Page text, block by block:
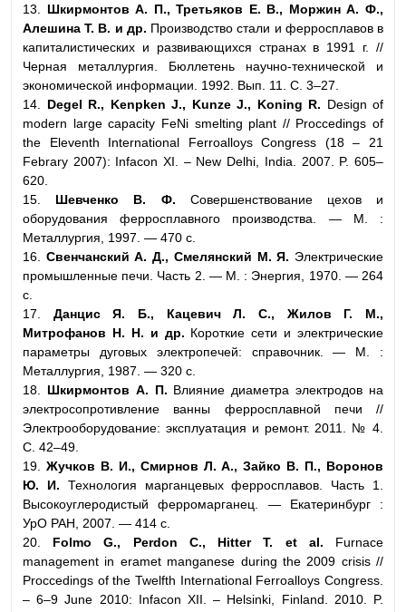
13. Шкирмонтов А. П., Третьяков Е. В., Моржин А. Ф.,
Алешина Т. В. и др. Производство стали и ферросплавов в
капиталистических и развивающихся странах в 1991 г. //
Черная металлургия. Бюллетень научно-технической и
экономической информации. 1992. Вып. 11. С. 3–27.
14. Degel R., Kenpken J., Kunze J., Koning R. Design of
modern large capacity FeNi smelting plant // Proccedings of
the Eleventh International Ferroalloys Congress (18 – 21
Febrary 2007): Infacon XI. – New Delhi, India. 2007. P. 605–
620.
15. Шевченко В. Ф. Совершенствование цехов и
оборудования ферросплавного производства. — М. :
Металлургия, 1997. — 470 с.
16. Свенчанский А. Д., Смелянский М. Я. Электрические
промышленные печи. Часть 2. — М. : Энергия, 1970. — 264
с.
17. Данцис Я. Б., Кацевич Л. С., Жилов Г. М.,
Митрофанов Н. Н. и др. Короткие сети и электрические
параметры дуговых электропечей: справочник. — М. :
Металлургия, 1987. — 320 с.
18. Шкирмонтов А. П. Влияние диаметра электродов на
электросопротивление ванны ферросплавной печи //
Электрооборудование: эксплуатация и ремонт. 2011. № 4.
С. 42–49.
19. Жучков В. И., Смирнов Л. А., Зайко В. П., Воронов
Ю. И. Технология марганцевых ферросплавов. Часть 1.
Высокоуглеродистый ферромарганец. — Екатеринбург :
УрО РАН, 2007. — 414 с.
20. Folmo G., Perdon C., Hitter T. et al. Furnace
management in eramet manganese during the 2009 crisis //
Proccedings of the Twelfth International Ferroalloys Congress.
– 6–9 June 2010: Infacon XII. – Helsinki, Finland. 2010. P.